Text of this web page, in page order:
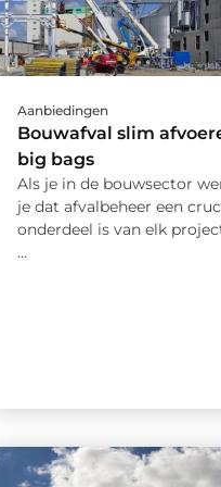
Aanbiedingen
Bouwafval slim
big bags
Als je in de bouwsector
je dat afvalbeheer een
onderdeel is van elk
...